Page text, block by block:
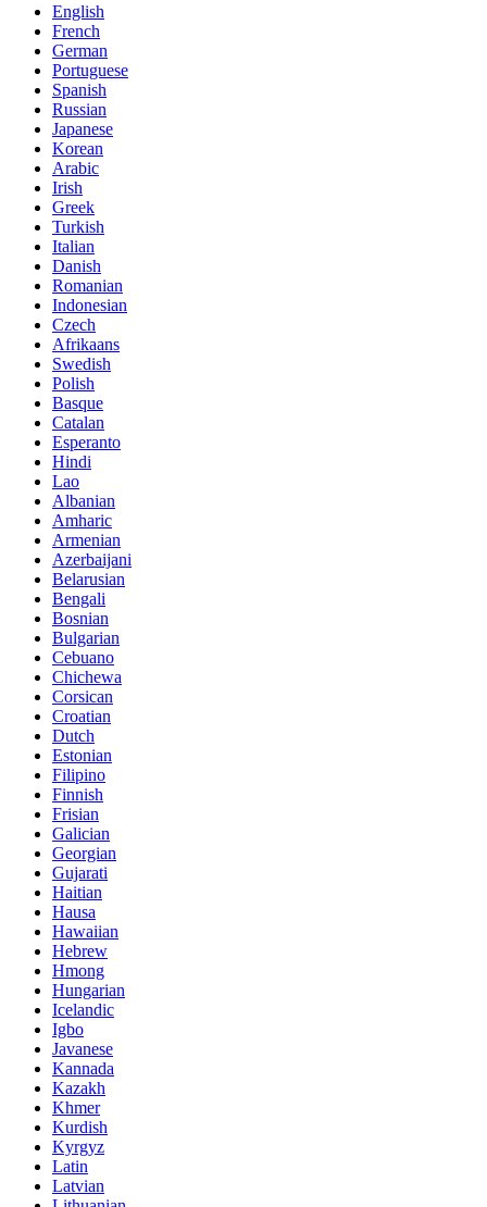
English
French
German
Portuguese
Spanish
Russian
Japanese
Korean
Arabic
Irish
Greek
Turkish
Italian
Danish
Romanian
Indonesian
Czech
Afrikaans
Swedish
Polish
Basque
Catalan
Esperanto
Hindi
Lao
Albanian
Amharic
Armenian
Azerbaijani
Belarusian
Bengali
Bosnian
Bulgarian
Cebuano
Chichewa
Corsican
Croatian
Dutch
Estonian
Filipino
Finnish
Frisian
Galician
Georgian
Gujarati
Haitian
Hausa
Hawaiian
Hebrew
Hmong
Hungarian
Icelandic
Igbo
Javanese
Kannada
Kazakh
Khmer
Kurdish
Kyrgyz
Latin
Latvian